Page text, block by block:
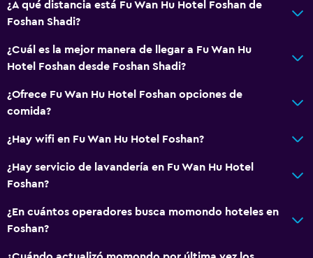
Comedor
Restaurante
Espacio de almacenamiento
Salud y seguridad
Caja fuerte
¿A qué distancia está Fu Wan Hu Hotel Foshan de
Foshan Shadi?
¿Cuál es la mejor manera de llegar a Fu Wan Hu
Hotel Foshan desde Foshan Shadi?
¿Ofrece Fu Wan Hu Hotel Foshan opciones de
comida?
¿Hay wifi en Fu Wan Hu Hotel Foshan?
¿Hay servicio de lavandería en Fu Wan Hu Hotel
Foshan?
¿En cuántos operadores busca momondo hoteles en
Foshan?